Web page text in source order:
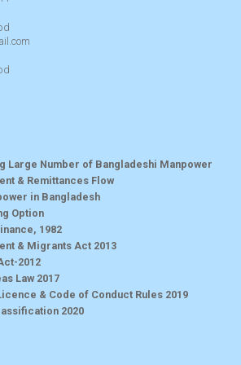
Large Number of Bangladeshi Manpower
& Remittances Flow
in Bangladesh
Option
1982
& Migrants Act 2013
2012
Law 2017
& Code of Conduct Rules 2019
2020